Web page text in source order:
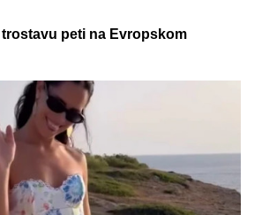
trostavu peti na Evropskom